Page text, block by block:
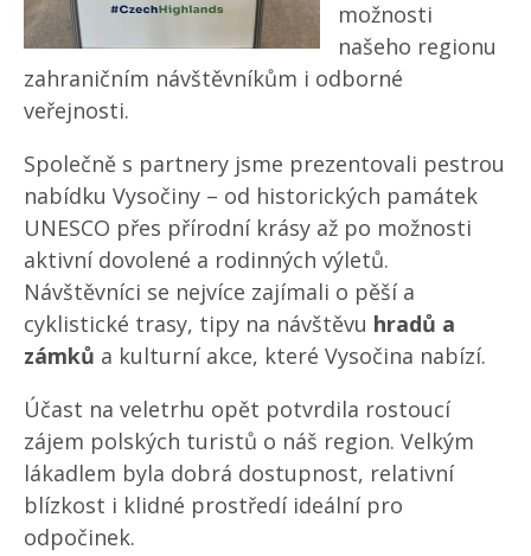
možnosti
našeho regionu
zahraničním návštěvníkům i odborné
veřejnosti.
Společně s partnery jsme prezentovali pestrou
nabídku Vysočiny – od historických památek
UNESCO přes přírodní krásy až po možnosti
aktivní dovolené a rodinných výletů.
Návštěvníci se nejvíce zajímali o pěší a
cyklistické trasy, tipy na návštěvu hradů a
zámků a kulturní akce, které Vysočina nabízí.
Účast na veletrhu opět potvrdila rostoucí
zájem polských turistů o náš region. Velkým
lákadlem byla dobrá dostupnost, relativní
blízkost i klidné prostředí ideální pro
odpočinek.